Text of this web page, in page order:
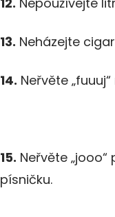
13. Neházejte
14. Neřvěte
15. Neřvěte
písničku.